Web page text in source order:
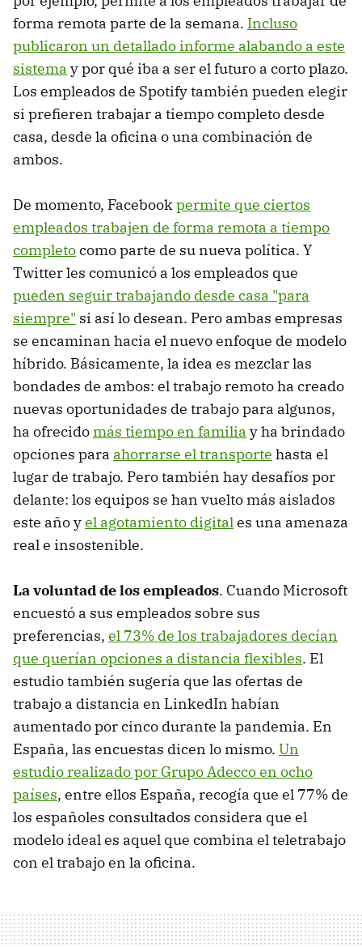
forma remota parte de la semana. Incluso
publicaron un detallado informe alabando a este
sistema y por qué iba a ser el futuro a corto plazo.
Los empleados de Spotify también pueden elegir
si prefieren trabajar a tiempo completo desde
casa, desde la oficina o una combinación de
ambos.
De momento, Facebookpermite que ciertos
empleados trabajen de forma remota a tiempo
completocomo parte de su nueva política. Y
Twitter les comunicó a los empleados que
pueden seguir trabajando desde casa "para
siempre" si así lo desean. Pero ambas empresas
se encaminan hacia el nuevo enfoque de modelo
híbrido. Básicamente, la idea es mezclar las
bondades de ambos: el trabajo remoto ha creado
nuevas oportunidades de trabajo para algunos,
ha ofrecidomás tiempo en familia y ha brindado
opciones para ahorrarse el transporte hasta el
lugar de trabajo. Pero también hay desafíos por
delante: los equipos se han vuelto más aislados
este año yel agotamiento digitales una amenaza
real e insostenible.
La voluntad de los empleados. Cuando Microsoft
encuestó a sus empleados sobre sus
preferencias, el 73% de los trabajadores decían
que querían opciones a distancia flexibles. El
estudio también sugería que las ofertas de
trabajo a distancia en LinkedIn habían
aumentado por cinco durante la pandemia. En
España, las encuestas dicen lo mismo. Un
estudio realizado por Grupo Adecco en ocho
países, entre ellos España, recogía que el 77% de
los españoles consultados considera que el
modelo ideal es aquel que combina el teletrabajo
con el trabajo en la oficina.